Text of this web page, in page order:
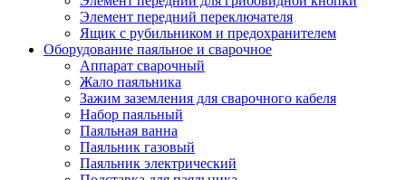
Элемент передний переключателя
Ящик с рубильником и предохранителем
Оборудование паяльное и сварочное
Аппарат сварочный
Жало паяльника
Зажим заземления для сварочного кабеля
Набор паяльный
Паяльная ванна
Паяльник газовый
Паяльник электрический